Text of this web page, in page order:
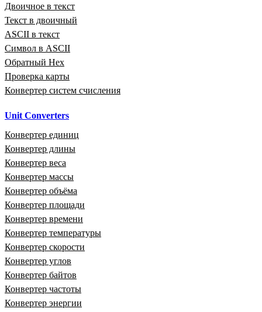
Двоичное в текст
Текст в двоичный
ASCII в текст
Символ в ASCII
Обратный Hex
Проверка карты
Конвертер систем счисления
Unit Converters
Конвертер единиц
Конвертер длины
Конвертер веса
Конвертер массы
Конвертер объёма
Конвертер площади
Конвертер времени
Конвертер температуры
Конвертер скорости
Конвертер углов
Конвертер байтов
Конвертер частоты
Конвертер энергии